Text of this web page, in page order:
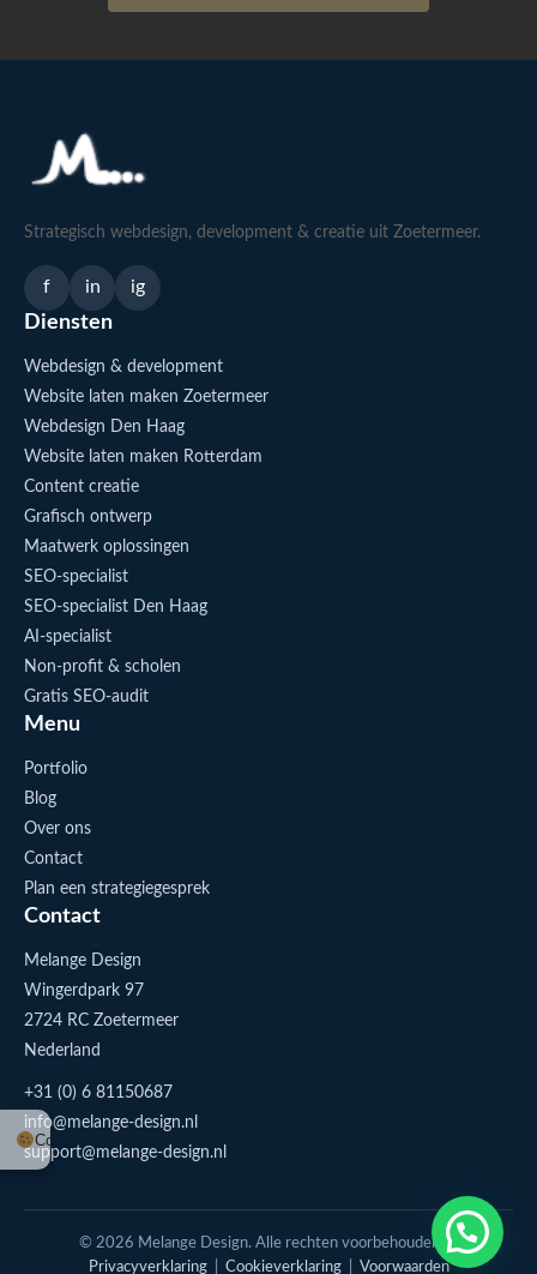
Cookie-instellingen
Stuur me een appje
Strategisch webdesign, development & creatie uit Zoetermeer.
f in ig
Diensten
Webdesign & development
Website laten maken Zoetermeer
Webdesign Den Haag
Website laten maken Rotterdam
Content creatie
Grafisch ontwerp
Maatwerk oplossingen
SEO-specialist
SEO-specialist Den Haag
AI-specialist
Non-profit & scholen
Gratis SEO-audit
Menu
Portfolio
Blog
Over ons
Contact
Plan een strategiegesprek
Contact
Melange Design
Wingerdpark 97
2724 RC Zoetermeer
Nederland
+31 (0) 6 81150687
info@melange-design.nl
support@melange-design.nl
© 2026 Melange Design. Alle rechten voorbehouden. |
Privacyverklaring| Cookieverklaring| Voorwaarden